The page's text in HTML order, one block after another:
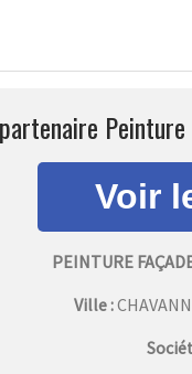
Peinture
PEINTURE
Ville :